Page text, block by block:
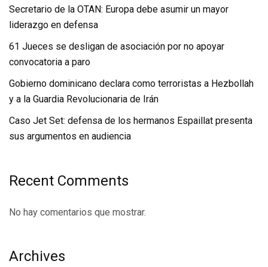
Secretario de la OTAN: Europa debe asumir un mayor
liderazgo en defensa
61 Jueces se desligan de asociación por no apoyar
convocatoria a paro
Gobierno dominicano declara como terroristas a Hezbollah
y a la Guardia Revolucionaria de Irán
Caso Jet Set: defensa de los hermanos Espaillat presenta
sus argumentos en audiencia
Recent Comments
No hay comentarios que mostrar.
Archives